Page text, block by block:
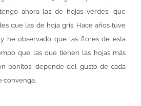
ahora las de hojas verdes, que
que las de hoja gris. Hace años tuve
he observado que las flores de esta
que las que tienen las hojas más
bonitos, depende del gusto de cada
convenga.